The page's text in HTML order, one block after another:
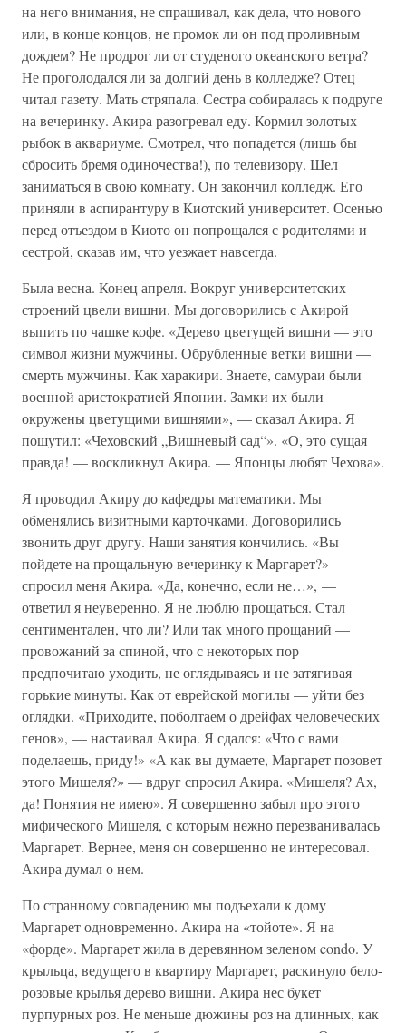
на него внимания, не спрашивал, как дела, что нового
или, в конце концов, не промок ли он под проливным
дождем? Не продрог ли от студеного океанского ветра?
Не проголодался ли за долгий день в колледже? Отец
читал газету. Мать стряпала. Сестра собиралась к подруге
на вечеринку. Акира разогревал еду. Кормил золотых
рыбок в аквариуме. Смотрел, что попадется (лишь бы
сбросить бремя одиночества!), по телевизору. Шел
заниматься в свою комнату. Он закончил колледж. Его
приняли в аспирантуру в Киотский университет. Осенью
перед отъездом в Киото он попрощался с родителями и
сестрой, сказав им, что уезжает навсегда.
Была весна. Конец апреля. Вокруг университетских
строений цвели вишни. Мы договорились с Акирой
выпить по чашке кофе. «Дерево цветущей вишни — это
символ жизни мужчины. Обрубленные ветки вишни —
смерть мужчины. Как харакири. Знаете, самураи были
военной аристократией Японии. Замки их были
окружены цветущими вишнями», — сказал Акира. Я
пошутил: «Чеховский „Вишневый сад“». «О, это сущая
правда! — воскликнул Акира. — Японцы любят Чехова».
Я проводил Акиру до кафедры математики. Мы
обменялись визитными карточками. Договорились
звонить друг другу. Наши занятия кончились. «Вы
пойдете на прощальную вечеринку к Маргарет?» —
спросил меня Акира. «Да, конечно, если не…», —
ответил я неуверенно. Я не люблю прощаться. Стал
сентиментален, что ли? Или так много прощаний —
провожаний за спиной, что с некоторых пор
предпочитаю уходить, не оглядываясь и не затягивая
горькие минуты. Как от еврейской могилы — уйти без
оглядки. «Приходите, поболтаем о дрейфах человеческих
генов», — настаивал Акира. Я сдался: «Что с вами
поделаешь, приду!» «А как вы думаете, Маргарет позовет
этого Мишеля?» — вдруг спросил Акира. «Мишеля? Ах,
да! Понятия не имею». Я совершенно забыл про этого
мифического Мишеля, с которым нежно перезванивалась
Маргарет. Вернее, меня он совершенно не интересовал.
Акира думал о нем.
По странному совпадению мы подъехали к дому
Маргарет одновременно. Акира на «тойоте». Я на
«форде». Маргарет жила в деревянном зеленом condo. У
крыльца, ведущего в квартиру Маргарет, раскинуло бело-
розовые крылья дерево вишни. Акира нес букет
пурпурных роз. Не меньше дюжины роз на длинных, как